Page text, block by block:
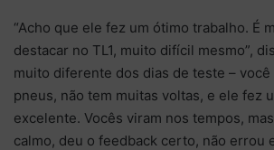
“Acho que ele fez um ótimo trabalho. É
destacar no TL1, muito difícil mesmo”,
muito diferente dos dias de teste –
pneus, não tem muitas voltas, e ele fez
excelente. Vocês viram nos tempos,
calmo, deu o feedback certo, não errou